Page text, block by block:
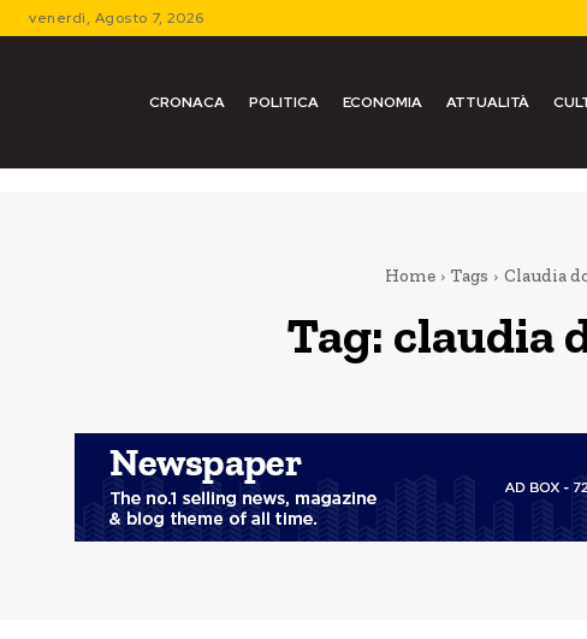
venerdì, Agosto 7, 2026
CRONACA POLITICA ECONOMIA ATTUALITÀ
Home Tags Claudia
Tag: claudia